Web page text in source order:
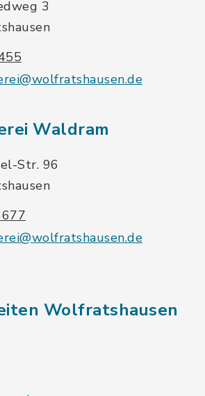
3
Waldram
Str. 96
Wolfratshausen